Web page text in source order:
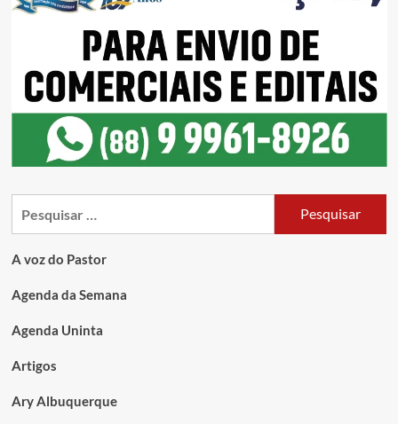
A voz do Pastor
Agenda da Semana
Agenda Uninta
Artigos
Ary Albuquerque